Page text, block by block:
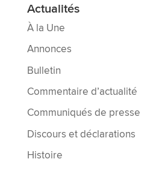
Actualités
À la Une
Annonces
Bulletin
Commentaire d’actualité
Communiqués de presse
Discours et déclarations
Histoire